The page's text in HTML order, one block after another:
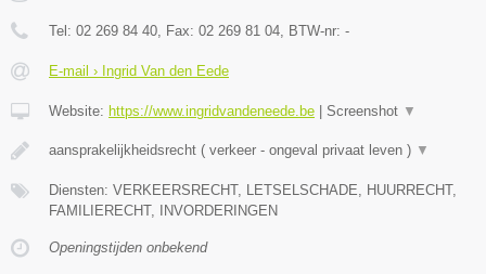
Tel: 02 269 84 40 , Fax: 02 269 81 04 , BTW-nr: -
E-mail › Ingrid Van den Eede
Website: https://www.ingridvandeneede.be | Screenshot ▼
aansprakelijkheidsrecht ( verkeer - ongeval privaat leven ) ▼
Diensten: VERKEERSRECHT, LETSELSCHADE, HUURRECHT,
FAMILIERECHT, INVORDERINGEN
Openingstijden onbekend